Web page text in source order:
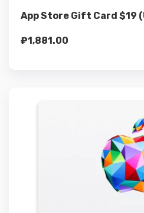
App Store Gift Card $19
₽1,881.00